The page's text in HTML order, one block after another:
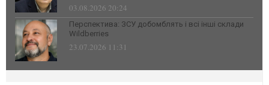
03.08.2026 20:24
Перспектива: ЗСУ добомблять і всі інші склади
Wildberries
23.07.2026 11:31